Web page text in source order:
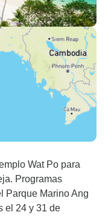
Wat Po para
Programas
Parque Marino Ang
el 24 y 31 de